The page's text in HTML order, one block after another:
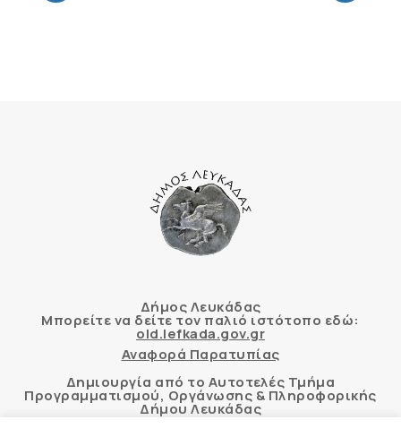
Δήμος Λευκάδας
Μπορείτε να δείτε τον παλιό ιστότοπο εδώ:
old.lefkada.gov.gr
Αναφορά Παρατυπίας
Δημιουργία από το Αυτοτελές Τμήμα
Προγραμματισμού, Οργάνωσης & Πληροφορικής
Δήμου Λευκάδας